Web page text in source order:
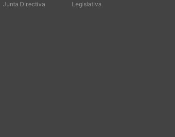
Junta Directiva
Legislativa